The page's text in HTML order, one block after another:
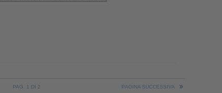
PAG. 1 DI 2 PAGINA SUCCESSIVA